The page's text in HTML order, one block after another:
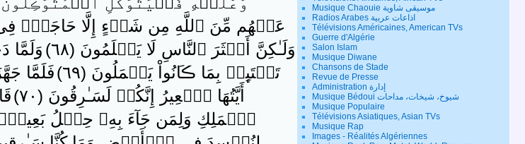
عَنۡهُم مِّنَ ٱللَّهِ مِن شَىۡءٍ إِلَّا حَاجَةً۬
وَلَـٰكِنَّ أَڪۡثَرَ ٱلنَّاسِ لَا يَعۡلَمُونَ ( ٦٨ )
وَلَمَّا
تَبۡتَٮِٕسۡ بِمَا ڪَانُواْ يَعۡمَلُونَ ( ٦٩ )
فَلَمَّا
أَيَّتُهَا ٱلۡعِيرُ إِنَّكُمۡ لَسَـٰرِقُونَ ( ٧٠ )
ٱلۡمَلِكِ وَلِمَن جَآءَ بِهِۦ حِمۡلُ بَعِيرٍ۬
Musique Chaouie موسيقى شاوية
Radios Arabes اذاعات عربية
Télévisions Américaines, American TVs
Guerre d'Algérie
Salon Islam
Musique Diwane
Chansons de Stade
Revue de Presse
Administration إدارة
Musique Bédoui شيوخ، شيخات، مداحات
Musique Populaire
Télévisions Asiatiques, Asian TVs
Musique Rap
Images - Réalités Algériennes